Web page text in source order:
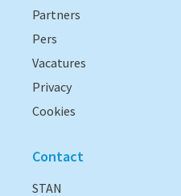
Partners
Pers
Vacatures
Privacy
Cookies
Contact
STAN